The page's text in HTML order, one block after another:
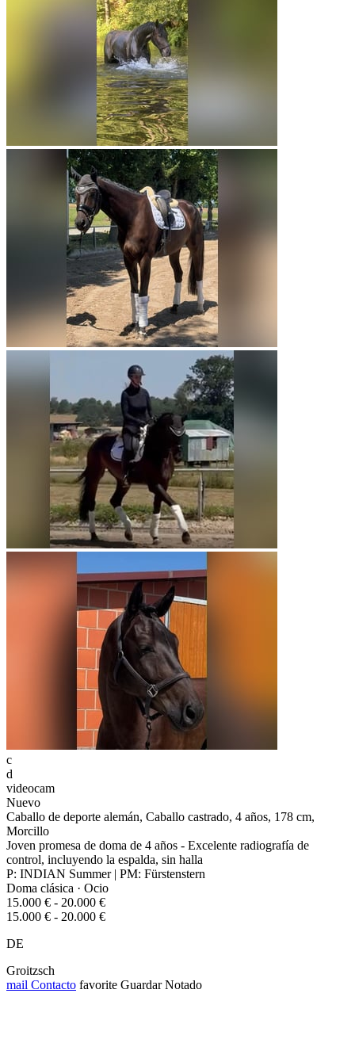
c
d
videocam
Nuevo
Caballo de deporte alemán, Caballo castrado, 4 años, 178 cm,
Morcillo
Joven promesa de doma de 4 años - Excelente radiografía de
control, incluyendo la espalda, sin halla
P: INDIAN Summer | PM: Fürstenstern
Doma clásica · Ocio
15.000 € - 20.000 €
15.000 € - 20.000 €
DE
Groitzsch
mail Contacto favorite Guardar Notado